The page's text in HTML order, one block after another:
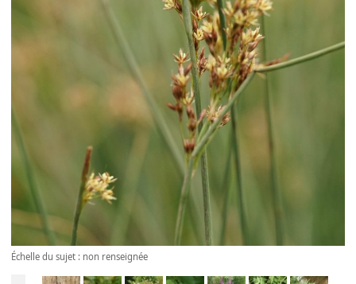
Échelle du sujet : non renseignée